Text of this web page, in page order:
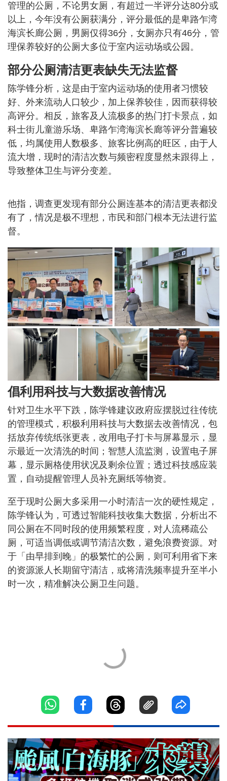
管理的公厕，不论男女厕，有超过一半评分达80分或
以上，今年没有公厕获满分，评分最低的是卑路乍湾
海滨长廊公厕，男厕仅得36分，女厕亦只有46分，管
理保养较好的公厕大多位于室内运动场或公园。
部分公厕清洁更表缺失无法监督
陈学锋分析，这是由于室内运动场的使用者习惯较
好、外来流动人口较少，加上保养较佳，因而获得较
高评分。相反，旅客及人流极多的热门打卡景点，如
科士街儿童游乐场、卑路乍湾海滨长廊等评分普遍较
低，均属使用人数极多、旅客比例高的旺区，由于人
流大增，现时的清洁次数与频密程度显然未跟得上，
导致整体卫生与评分变差。
他指，调查更发现有部分公厕连基本的清洁更表都没
有了，情况是极不理想，市民和部门根本无法进行监
督。
倡利用科技与大数据改善情况
针对卫生水平下跌，陈学锋建议政府应摆脱过往传统
的管理模式，积极利用科技与大数据去改善情况，包
括放弃传统纸张更表，改用电子打卡与屏幕显示，显
示最近一次清洗的时间；智慧人流监测，设置电子屏
幕，显示厕格使用状况及剩余位置；透过科技感应装
置，自动提醒管理人员补充厕纸等物资。
至于现时公厕大多采用一小时清洁一次的硬性规定，
陈学锋认为，可透过智能科技收集大数据，分析出不
同公厕在不同时段的使用频繁程度，对人流稀疏公
厕，可适当调低或调节清洁次数，避免浪费资源。对
于「由早排到晚」的极繁忙的公厕，则可利用省下来
的资源派人长期留守清洁，或将清洗频率提升至半小
时一次，精准解决公厕卫生问题。